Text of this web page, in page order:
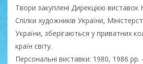
Твори закуплені Дирекцією виставок
Спілки художників України,
України, зберігаються у приватних
країн світу.
Персональні виставки: 1980, 1986